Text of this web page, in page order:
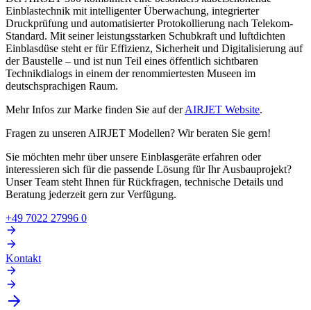
Einblastechnik mit intelligenter Überwachung, integrierter
Druckprüfung und automatisierter Protokollierung nach Telekom-
Standard. Mit seiner leistungsstarken Schubkraft und luftdichten
Einblasdüse steht er für Effizienz, Sicherheit und Digitalisierung auf
der Baustelle – und ist nun Teil eines öffentlich sichtbaren
Technikdialogs in einem der renommiertesten Museen im
deutschsprachigen Raum.
Mehr Infos zur Marke finden Sie auf derAIRJET Website.
Fragen zu unseren AIRJET Modellen? Wir beraten Sie gern!
Sie möchten mehr über unsere Einblasgeräte erfahren oder
interessieren sich für die passende Lösung für Ihr Ausbauprojekt?
Unser Team steht Ihnen für Rückfragen, technische Details und
Beratung jederzeit gern zur Verfügung.
+49 7022 27996 0
Kontakt